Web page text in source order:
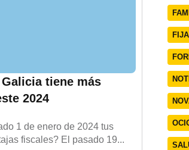
tiene más
2024
1 de enero de 2024 tus
fiscales? El pasado 19...
FIJA